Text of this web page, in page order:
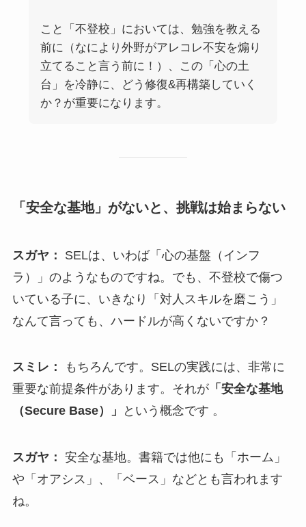
こと「不登校」においては、勉強を教える
前に（なにより外野がアレコレ不安を煽り
立てること言う前に！）、この「心の土
台」を冷静に、どう修復&再構築していく
か？が重要になります。
「安全な基地」がないと、挑戦は始まらない
スガヤ：
SELは、いわば「心の基盤（インフ
ラ）」のようなものですね。でも、不登校で傷つ
いている子に、いきなり「対人スキルを磨こう」
なんて言っても、ハードルが高くないですか？
スミレ：
もちろんです。SELの実践には、非常に
重要な前提条件があります。それが「安全な基地
（Secure Base）」
という概念です 。
スガヤ： 安全な基地。書籍では他にも「ホーム」
や「オアシス」、「ベース」などとも言われます
ね。